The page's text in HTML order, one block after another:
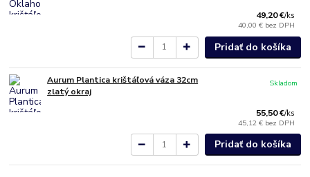
49,20 €/ks
40,00 € bez DPH
Pridať do košíka
Aurum Plantica krištáľová váza 32cm
zlatý okraj
55,50 €/ks
45,12 € bez DPH
Skladom
Pridať do košíka